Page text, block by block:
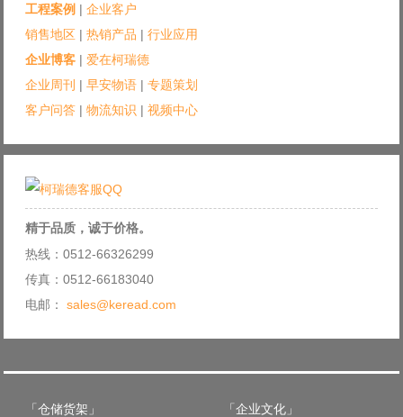
工程案例 | 企业客户
销售地区 | 热销产品 | 行业应用
企业博客 | 爱在柯瑞德
企业周刊 | 早安物语 | 专题策划
客户问答 | 物流知识 | 视频中心
精于品质，诚于价格。
热线：0512-66326299
传真：0512-66183040
电邮： sales@keread.com
「仓储货架」 「企业文化」